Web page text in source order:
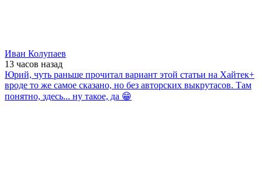
Иван Колупаев
13 часов назад
Юрий, чуть раньше прочитал вариант этой статьи на Хайтек+
вроде то же самое сказано, но без авторских выкрутасов. Там
понятно, здесь... ну такое, да 😁